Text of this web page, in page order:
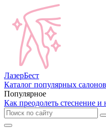
ЛазерБест
Каталог популярных
Популярное
Как преодолеть стеснение и